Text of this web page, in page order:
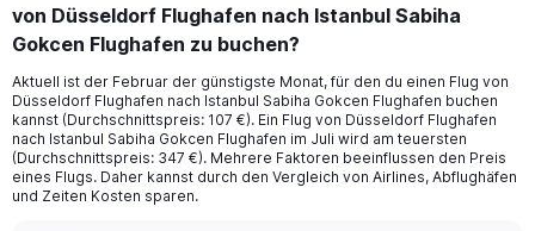
von Düsseldorf Flughafen nach Istanbul Sabiha
Gokcen Flughafen zu buchen?
Aktuell ist der Februar der günstigste Monat, für den du einen Flug von
Düsseldorf Flughafen nach Istanbul Sabiha Gokcen Flughafen buchen
kannst (Durchschnittspreis: 107 €). Ein Flug von Düsseldorf Flughafen
nach Istanbul Sabiha Gokcen Flughafen im Juli wird am teuersten
(Durchschnittspreis: 347 €). Mehrere Faktoren beeinflussen den Preis
eines Flugs. Daher kannst durch den Vergleich von Airlines, Abflughäfen
und Zeiten Kosten sparen.